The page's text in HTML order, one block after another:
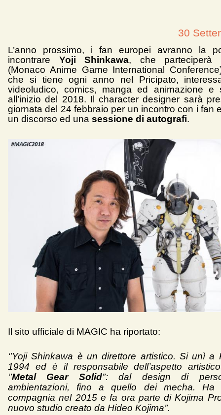
30
L’anno prossimo, i fan europei avranno la
incontrare Yoji Shinkawa, che
(Monaco Anime Game International
che si tiene ogni anno nel Pricipato,
videoludico, comics, manga ed animazione e
all’inizio del 2018. Il character designer sarà
giornata del 24 febbraio per un incontro con i fan
un discorso ed una sessione di autografi.
Il sito ufficiale di MAGIC ha riportato:
‘’Yoji Shinkawa è un direttore artistico. Si unì a
1994 ed è il responsabile dell’aspetto
‘’Metal Gear Solid’’: dal design di
ambientazioni, fino a quello dei mecha. Ha
compagnia nel 2015 e fa ora parte di Kojima
nuovo studio creato da Hideo Kojima’’.